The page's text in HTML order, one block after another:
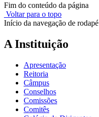
Fim do conteúdo da página
Voltar para o topo
Início da navegação de rodapé
A Instituição
Apresentação
Reitoria
Câmpus
Conselhos
Comissões
Comitês